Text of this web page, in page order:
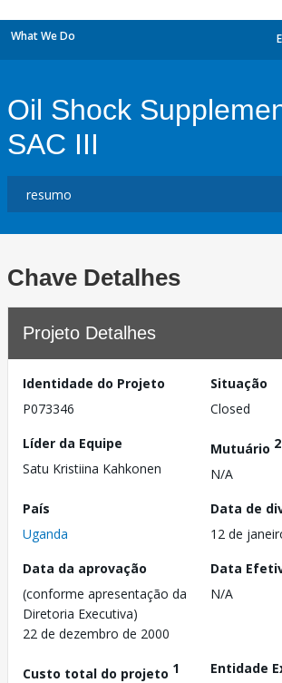
What We Do
Oil Shock
SAC III
Chave Detalhes
Projeto Detalhes
Identidade do Projeto
P073346
Situação
Closed
Líder da Equipe
Satu Kristiina Kahkonen
Mutuário 2
N/A
País
Uganda
Data de
12 de
Data da aprovação
(conforme apresentação da
Diretoria Executiva)
22 de dezembro de 2000
Data
N/A
Custo total do projeto 1
Entidade